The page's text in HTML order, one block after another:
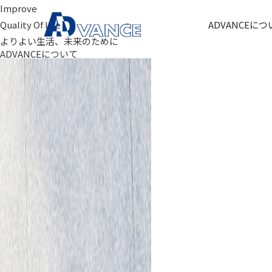
ADVANCEにつ
Improve
Quality Of Life
よりよい生活、未来のために
ADVANCEについて